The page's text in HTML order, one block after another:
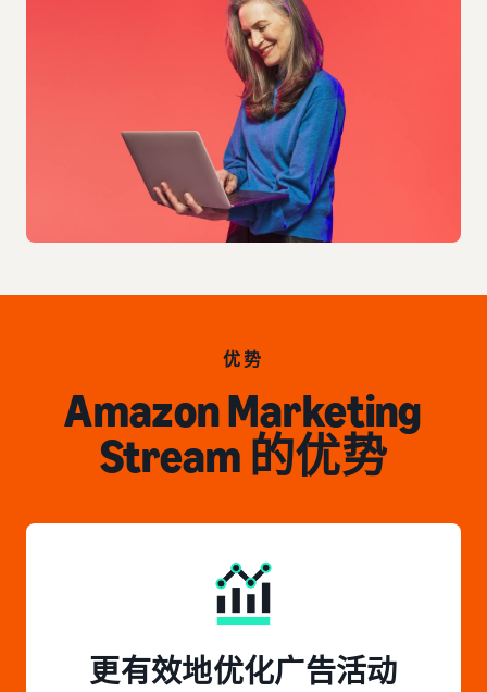
优势
Amazon Marketing
Stream 的优势
更有效地优化广告活动